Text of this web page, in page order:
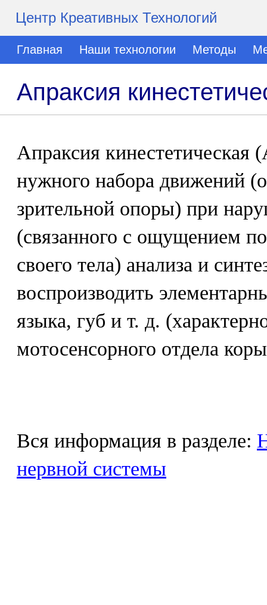
Центр Креативных Технологий
Главная Наши технологии Методы
Апраксия
Апраксия кинестетическая
нужного набора движений
зрительной опоры) при
(связанного с ощущением
своего тела) анализа и
воспроизводить
языка, губ и т. д.
мотосенсорного отдела
Вся информация в разделе:
нервной системы